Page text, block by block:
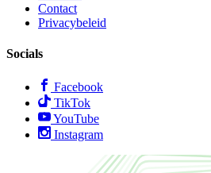
Contact
Privacybeleid
Socials
Facebook
TikTok
YouTube
Instagram